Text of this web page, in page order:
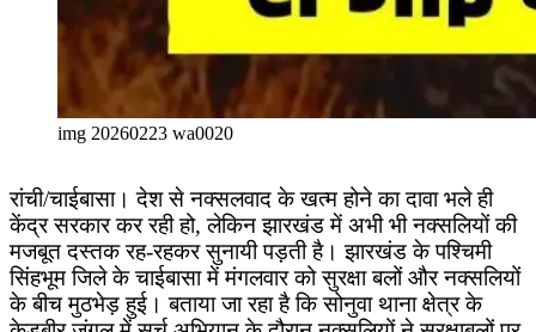
img 20260223 wa0020
रांची/चाईबासा। देश से नक्सलवाद के खत्म होने का दावा भले ही
केंद्र सरकार कर रही हो, लेकिन झारखंड में अभी भी नक्सलियों की
मजबूत दस्तक रह-रहकर सुनायी पड़ती है। झारखंड के पश्चिमी
सिंहभूम जिले के चाईबासा में मंगलवार को सुरक्षा बलों और नक्सलियों
के बीच मुठभेड़ हुई। बताया जा रहा है कि सोनुवा थाना क्षेत्र के